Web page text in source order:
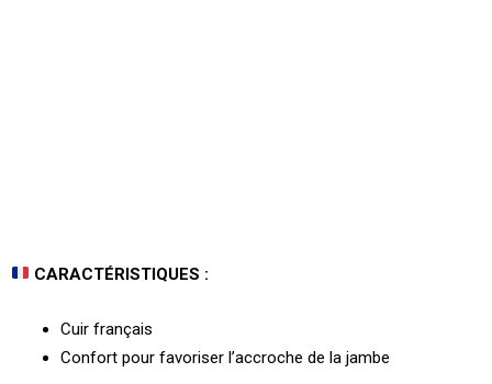
CARACTÉRISTIQUES :
Cuir français
Confort pour favoriser l’accroche de la jambe